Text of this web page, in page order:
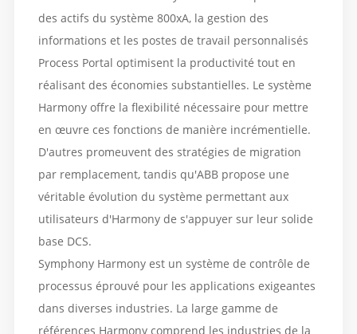
des actifs du système 800xA, la gestion des
informations et les postes de travail personnalisés
Process Portal optimisent la productivité tout en
réalisant des économies substantielles. Le système
Harmony offre la flexibilité nécessaire pour mettre
en œuvre ces fonctions de manière incrémentielle.
D'autres promeuvent des stratégies de migration
par remplacement, tandis qu'ABB propose une
véritable évolution du système permettant aux
utilisateurs d'Harmony de s'appuyer sur leur solide
base DCS.
Symphony Harmony est un système de contrôle de
processus éprouvé pour les applications exigeantes
dans diverses industries. La large gamme de
références Harmony comprend les industries de la